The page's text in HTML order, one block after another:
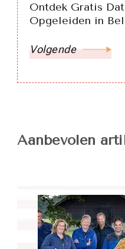
Ontdek Gratis
Opgeleiden in
Volgende
Aanbevolen